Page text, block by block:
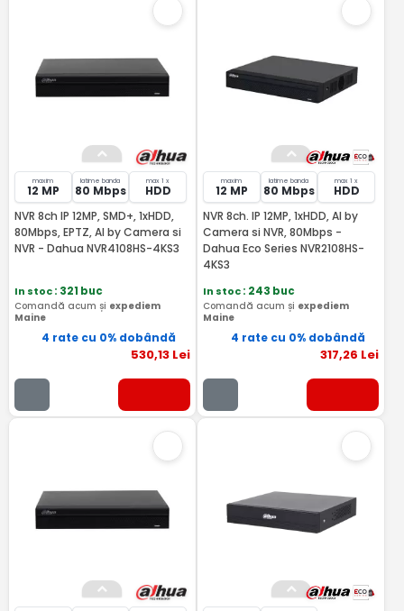
maxim
12 MP
latime banda
80 Mbps
max 1 x
HDD
NVR 8ch IP 12MP, SMD+, 1xHDD,
80Mbps, EPTZ, AI by Camera si
NVR - Dahua NVR4108HS-4KS3
In stoc: 321 buc
Comandă acum și expediem
Maine
4 rate cu 0% dobândă
530,13Lei
maxim
12 MP
latime banda
80 Mbps
max 1 x
HDD
NVR 8ch. IP 12MP, 1xHDD, AI by
Camera si NVR, 80Mbps -
Dahua Eco Series NVR2108HS-
4KS3
In stoc: 243 buc
Comandă acum și expediem
Maine
4 rate cu 0% dobândă
317,26 Lei